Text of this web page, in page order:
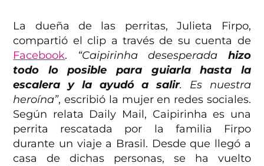
La dueña de las perritas, Julieta Firpo,
compartió el clip a través de su cuenta de
Facebook. “Caipirinha desesperada hizo
todo lo posible para guiarla hasta la
escalera y la ayudó a salir. Es nuestra
heroína”, escribió la mujer en redes sociales.
Según relata Daily Mail, Caipirinha es una
perrita rescatada por la familia Firpo
durante un viaje a Brasil. Desde que llegó a
casa de dichas personas, se ha vuelto